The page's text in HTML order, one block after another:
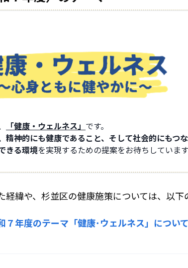
「健康・ウェルネス」 です。
精神的にも健康であること、そして社会的にもつ
きる環境を実現するための提案をお待ちしています
経緯や、杉並区の健康施策については、以
７年度のテーマ「健康･ウェルネス」について